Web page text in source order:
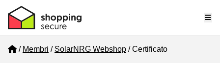
Home
Membri SolarNRG Webshop Certificato